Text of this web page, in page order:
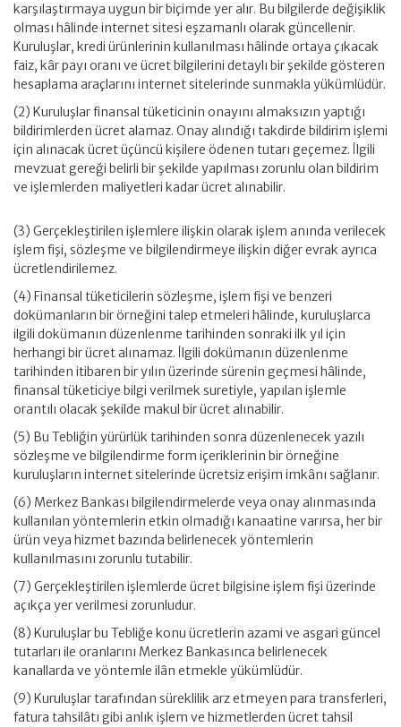
karşılaştırmaya uygun bir biçimde yer alır. Bu bilgilerde değişiklik
olması hâlinde internet sitesi eşzamanlı olarak güncellenir.
Kuruluşlar, kredi ürünlerinin kullanılması hâlinde ortaya çıkacak
faiz, kâr payı oranı ve ücret bilgilerini detaylı bir şekilde gösteren
hesaplama araçlarını internet sitelerinde sunmakla yükümlüdür.
(2) Kuruluşlar finansal tüketicinin onayını almaksızın yaptığı
bildirimlerden ücret alamaz. Onay alındığı takdirde bildirim işlemi
için alınacak ücret üçüncü kişilere ödenen tutarı geçemez. İlgili
mevzuat gereği belirli bir şekilde yapılması zorunlu olan bildirim
ve işlemlerden maliyetleri kadar ücret alınabilir.
(3) Gerçekleştirilen işlemlere ilişkin olarak işlem anında verilecek
işlem fişi, sözleşme ve bilgilendirmeye ilişkin diğer evrak ayrıca
ücretlendirilemez.
(4) Finansal tüketicilerin sözleşme, işlem fişi ve benzeri
dokümanların bir örneğini talep etmeleri hâlinde, kuruluşlarca
ilgili dokümanın düzenlenme tarihinden sonraki ilk yıl için
herhangi bir ücret alınamaz. İlgili dokümanın düzenlenme
tarihinden itibaren bir yılın üzerinde sürenin geçmesi hâlinde,
finansal tüketiciye bilgi verilmek suretiyle, yapılan işlemle
orantılı olacak şekilde makul bir ücret alınabilir.
(5) Bu Tebliğin yürürlük tarihinden sonra düzenlenecek yazılı
sözleşme ve bilgilendirme form içeriklerinin bir örneğine
kuruluşların internet sitelerinde ücretsiz erişim imkânı sağlanır.
(6) Merkez Bankası bilgilendirmelerde veya onay alınmasında
kullanılan yöntemlerin etkin olmadığı kanaatine varırsa, her bir
ürün veya hizmet bazında belirlenecek yöntemlerin
kullanılmasını zorunlu tutabilir.
(7) Gerçekleştirilen işlemlerde ücret bilgisine işlem fişi üzerinde
açıkça yer verilmesi zorunludur.
(8) Kuruluşlar bu Tebliğe konu ücretlerin azami ve asgari güncel
tutarları ile oranlarını Merkez Bankasınca belirlenecek
kanallarda ve yöntemle ilân etmekle yükümlüdür.
(9) Kuruluşlar tarafından süreklilik arz etmeyen para transferleri,
fatura tahsilâtı gibi anlık işlem ve hizmetlerden ücret tahsil